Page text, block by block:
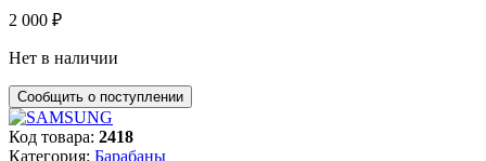
2 000 ₽
Нет в наличии
Код товара: 2418
Категория: Барабаны